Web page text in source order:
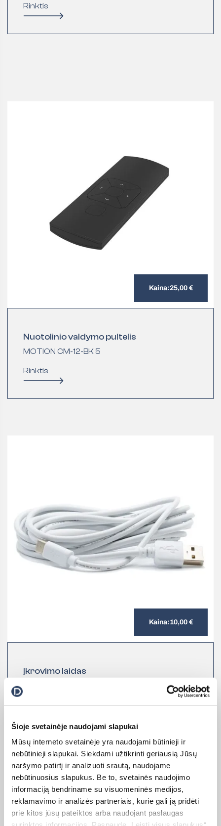
Šioje svetainėje naudojami slapukai
Mūsų interneto svetainėje yra naudojami būtinieji ir
nebūtinieji slapukai. Siekdami užtikrinti geriausią Jūsų
naršymo patirtį ir analizuoti srautą, naudojame
nebūtinuosius slapukus. Be to, svetainės naudojimo
informaciją bendriname su visuomeninės medijos,
reklamavimo ir analizės partneriais, kurie gali ją pridėti
prie kitos jūsų pateiktos arba naudojant paslaugas
Rinktis
Kaina:25,00 €
Nuotolinio valdymo pultelis
MOTION CM-12-BK 5
Rinktis
Kaina:10,00 €
Įkrovimo laidas
Rinktis